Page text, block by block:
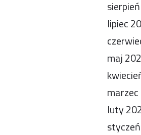
lipiec
maj
luty